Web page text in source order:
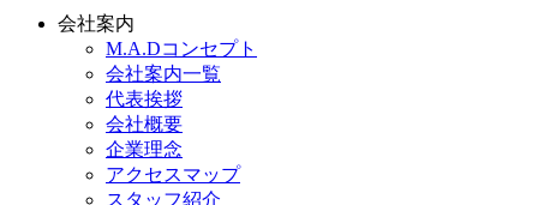
会社案内
M.A.Dコンセプト
会社案内一覧
代表挨拶
会社概要
企業理念
アクセスマップ
スタッフ紹介